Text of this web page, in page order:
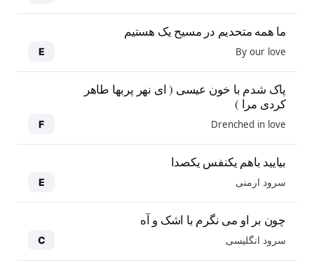
ما همه متحدیم در مسیح یک هستیم
By our love
E
پاک شدم با خون عیسی ( ای نهر پربها طاهر
کردی مرا )
Drenched in love
F
بیایید باهم یکنفس یکصدا
سرود ارمنی E
چون بر او می نگرم با اشک و آه
سرود انگلیسی C